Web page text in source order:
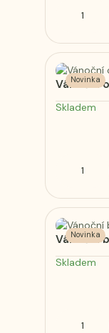
Novinka
Vánoční
Skladem
Novinka
Vánoční
Skladem